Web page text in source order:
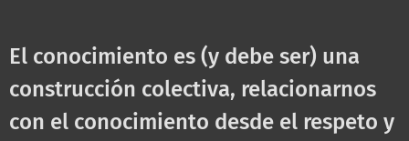
El conocimiento es (y debe ser) una
construcción colectiva, relacionarnos
con el conocimiento desde el respeto y